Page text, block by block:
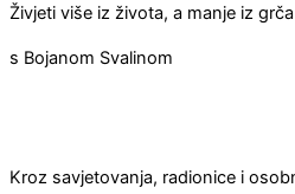
Živjeti više iz života, a manje iz grča
s Bojanom Svalinom
Kroz savjetovanja, radionice i